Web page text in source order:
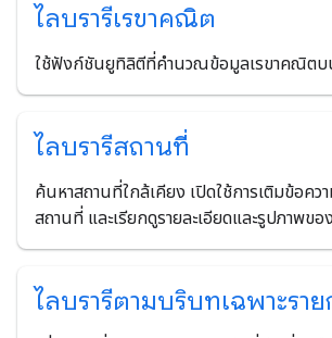
ไลบรารีเรขาคณิต
ใช้ฟังก์ชันยูทิลิตีที่คำนวณข้อมูลเรขาคณิต
ไลบรารีสถานที่
ค้นหาสถานที่ใกล้เคียง เปิดใช้การเติมข้อคว
สถานที่ และเรียกดูรายละเอียดและรูปภาพข
ไลบรารีตามบริบทเฉพาะราย